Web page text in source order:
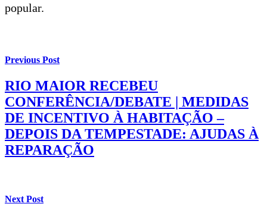
popular.
Previous Post
RIO MAIOR RECEBEU
CONFERÊNCIA/DEBATE | MEDIDAS
DE INCENTIVO À HABITAÇÃO –
DEPOIS DA TEMPESTADE: AJUDAS À
REPARAÇÃO
Next Post